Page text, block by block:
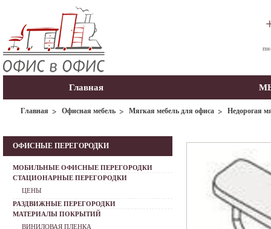
Главная
Главная Офисная мебель Мягкая мебель для офиса Недорогая
ОФИСНЫЕ ПЕРЕГОРОДКИ
МОБИЛЬНЫЕ ОФИСНЫЕ ПЕРЕГОРОДКИ
СТАЦИОНАРНЫЕ ПЕРЕГОРОДКИ
ЦЕНЫ
РАЗДВИЖНЫЕ ПЕРЕГОРОДКИ
МАТЕРИАЛЫ ПОКРЫТИЙ
ВИНИЛОВАЯ ПЛЕНКА